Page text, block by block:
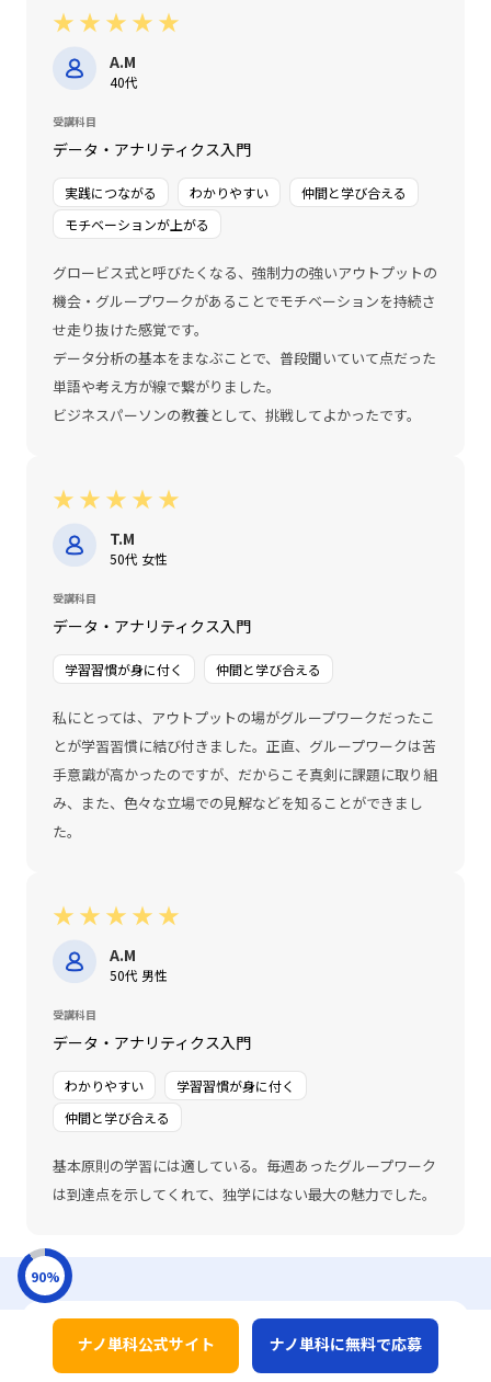
ナノ単科公式サイト ナノ単科に無料で応募
90%
★ ★ ★ ★ ★
A.M
40代
受講科目
データ・アナリティクス入門
実践につながる わかりやすい
仲間と学び合える
モチベーションが上がる
グロービス式と呼びたくなる、強制力の強いアウトプットの
機会・グループワークがあることでモチベーションを持続さ
せ走り抜けた感覚です。
データ分析の基本をまなぶことで、普段聞いていて点だった
単語や考え方が線で繋がりました。
ビジネスパーソンの教養として、挑戦してよかったです。
★ ★ ★ ★ ★
T.M
50代 女性
受講科目
データ・アナリティクス入門
学習習慣が身に付く 仲間と学び合える
私にとっては、アウトプットの場がグループワークだったこ
とが学習習慣に結び付きました。正直、グループワークは苦
手意識が高かったのですが、だからこそ真剣に課題に取り組
み、また、色々な立場での見解などを知ることができまし
た。
★ ★ ★ ★ ★
A.M
50代 男性
受講科目
データ・アナリティクス入門
わかりやすい
学習習慣が身に付く
仲間と学び合える
基本原則の学習には適している。毎週あったグループワーク
は到達点を示してくれて、独学にはない最大の魅力でした。
こんなお悩みありませんか？